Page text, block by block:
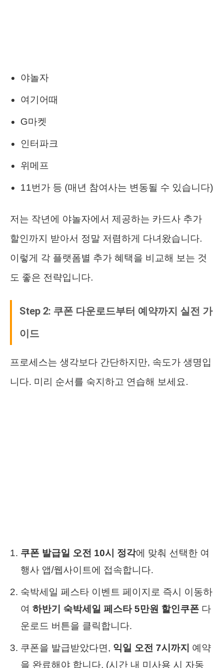
야놀자
여기어때
G마켓
인터파크
위메프
11번가 등 (매년 참여사는 변동될 수 있습니다)
저는 작년에 야놀자에서 제공하는 카드사 추가
할인까지 받아서 정말 저렴하게 다녀왔습니다.
이렇게 각 플랫폼별 추가 혜택을 비교해 보는 것
도 좋은 전략입니다.
Step 2: 쿠폰 다운로드부터 예약까지 실전 가
이드
프로세스는 생각보다 간단하지만, 속도가 생명입
니다. 미리 순서를 숙지하고 연습해 보세요.
쿠폰 발급일 오전 10시 정각에 맞춰 선택한 여
행사 앱/웹사이트에 접속합니다.
숙박세일 페스타 이벤트 페이지로 즉시 이동하
여 하반기 숙박세일 페스타 5만원 할인쿠폰 다
운로드 버튼을 클릭합니다.
쿠폰을 발급받았다면, 익일 오전 7시까지 예약
을 완료해야 합니다. (시간 내 미사용 시 자동